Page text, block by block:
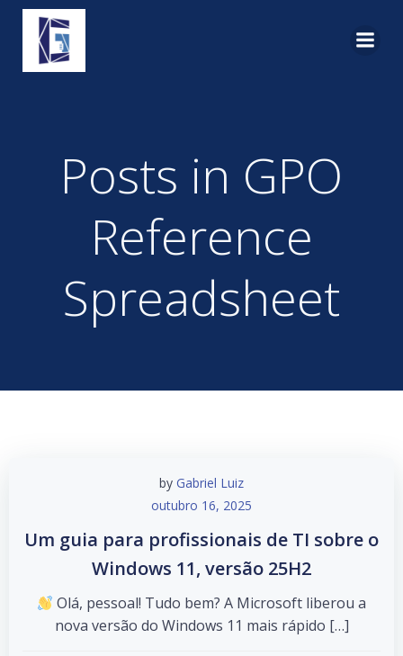
Posts in GPO
Reference
Spreadsheet
by Gabriel Luiz
outubro 16, 2025
Um guia para profissionais de TI sobre o
Windows 11, versão 25H2
Olá, pessoal! Tudo bem? A Microsoft liberou a
nova versão do Windows 11 mais rápido […]